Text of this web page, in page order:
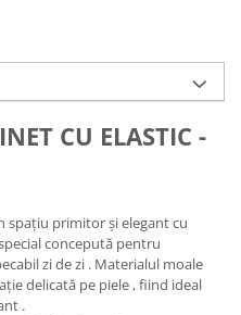
CU ELASTIC -
primitor și elegant cu
concepută pentru
zi de zi . Materialul moale
delicată pe piele , fiind ideal
.